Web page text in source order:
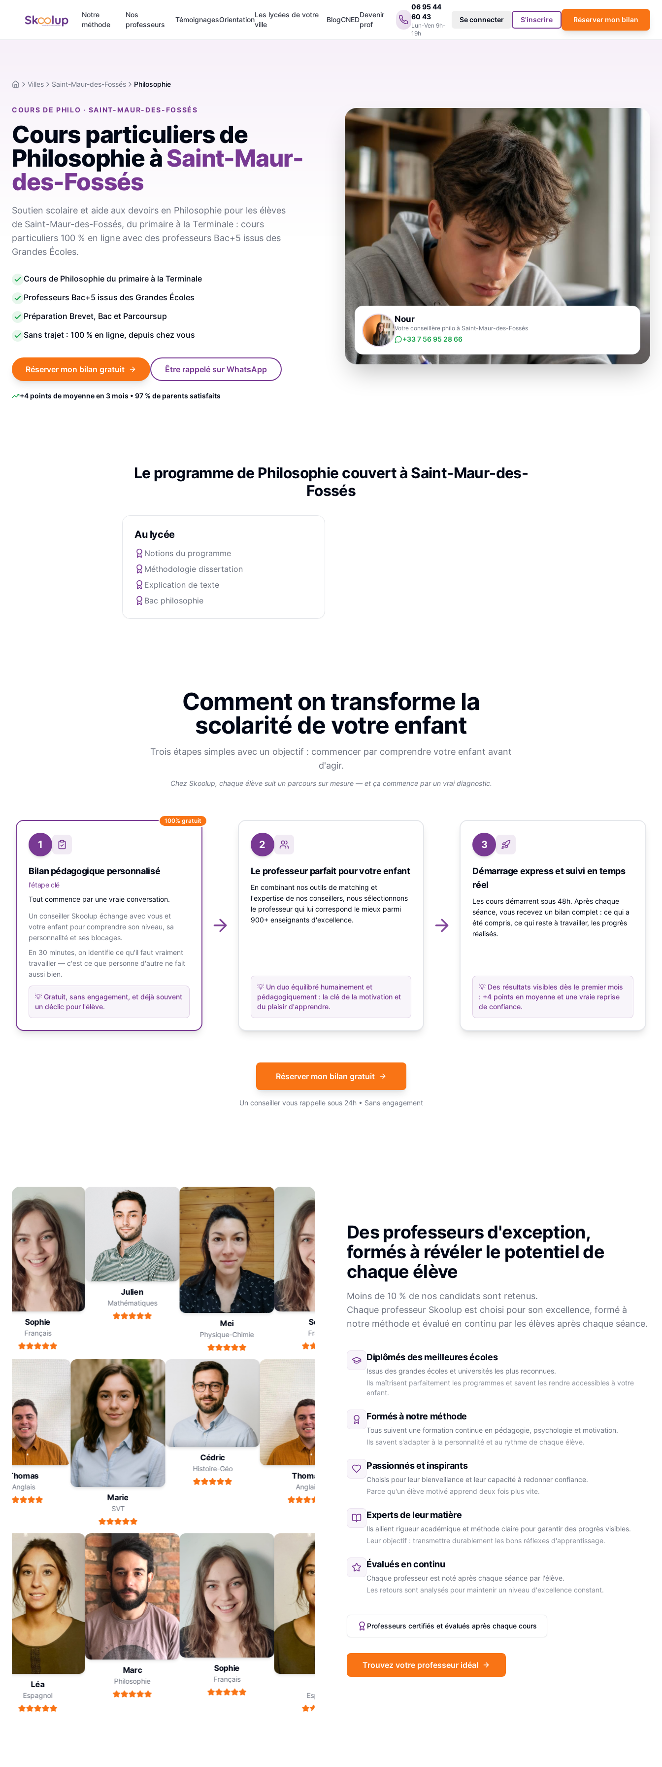
Notre
méthode
Nos
professeurs
TémoignagesOrientation
Les lycées de votre
ville
BlogCNED
Devenir
prof
06 95 44
60 43
Lun-Ven 9h-
19h
Se connecter S'inscrire Réserver mon bilan
AccueilVilles Saint-Maur-des-Fossés Philosophie
COURS DE PHILO · SAINT-MAUR-DES-FOSSÉS
Cours particuliers de
PhilosophieàSaint-Maur-
des-Fossés
Soutien scolaire et aide aux devoirs en Philosophie pour les élèves
de Saint-Maur-des-Fossés, du primaire à la Terminale : cours
particuliers 100 % en ligne avec des professeurs Bac+5 issus des
Grandes Écoles.
Cours de Philosophie du primaire à la Terminale
Professeurs Bac+5 issus des Grandes Écoles
Préparation Brevet, Bac et Parcoursup
Sans trajet : 100 % en ligne, depuis chez vous
Réserver mon bilan gratuit Être rappelé sur WhatsApp
+4 points de moyenne en 3 mois • 97 % de parents satisfaits
Nour
Votre conseillère philo à Saint-Maur-des-Fossés
+33 7 56 95 28 66
Le programme de Philosophie couvert à Saint-Maur-des-
Fossés
Au lycée
Notions du programme
Méthodologie dissertation
Explication de texte
Bac philosophie
Comment on transforme la
scolarité de votre enfant
Trois étapes simples avec un objectif : commencer par comprendre votre enfant avant
d'agir.
Chez Skoolup, chaque élève suit un parcours sur mesure — et ça commence par un vrai diagnostic.
100% gratuit
1
Bilan pédagogique personnalisé
l'étape clé
Tout commence par une vraie conversation.
Un conseiller Skoolup échange avec vous et
votre enfant pour comprendre son niveau, sa
personnalité et ses blocages.
En 30 minutes, on identifie ce qu'il faut vraiment
travailler — c'est ce que personne d'autre ne fait
aussi bien.
💡 Gratuit, sans engagement, et déjà souvent
un déclic pour l'élève.
2
Le professeur parfait pour votre enfant
En combinant nos outils de matching et
l'expertise de nos conseillers, nous sélectionnons
le professeur qui lui correspond le mieux parmi
900+ enseignants d'excellence.
💡 Un duo équilibré humainement et
pédagogiquement : la clé de la motivation et
du plaisir d'apprendre.
3
Démarrage express et suivi en temps
réel
Les cours démarrent sous 48h. Après chaque
séance, vous recevez un bilan complet : ce qui a
été compris, ce qui reste à travailler, les progrès
réalisés.
💡 Des résultats visibles dès le premier mois
: +4 points en moyenne et une vraie reprise
de confiance.
Réserver mon bilan gratuit
Un conseiller vous rappelle sous 24h • Sans engagement
Sophie
Français
Julien
Mathématiques
Mei
Physique-Chimie
Sophie
Français
Julien
Mei Sophie
Thomas
Anglais
Marie
SVT
Cédric
Histoire-Géo
Thomas
Anglais
Marie
Léa
Espagnol
Marc
Philosophie
Sophie
Français Léa
Espagnol
Marc
Français
Des professeurs d'exception,
formés à révéler le potentiel de
chaque élève
Moins de 10 % de nos candidats sont retenus.
Chaque professeur Skoolup est choisi pour son excellence, formé à
notre méthode et évalué en continu par les élèves après chaque séance.
Diplômés des meilleures écoles
Issus des grandes écoles et universités les plus reconnues.
Ils maîtrisent parfaitement les programmes et savent les rendre accessibles à votre
enfant.
Formés à notre méthode
Tous suivent une formation continue en pédagogie, psychologie et motivation.
Ils savent s'adapter à la personnalité et au rythme de chaque élève.
Passionnés et inspirants
Choisis pour leur bienveillance et leur capacité à redonner confiance.
Parce qu'un élève motivé apprend deux fois plus vite.
Experts de leur matière
Ils allient rigueur académique et méthode claire pour garantir des progrès visibles.
Leur objectif : transmettre durablement les bons réflexes d'apprentissage.
Évalués en continu
Chaque professeur est noté après chaque séance par l'élève.
Les retours sont analysés pour maintenir un niveau d'excellence constant.
Professeurs certifiés et évalués après chaque cours
Trouvez votre professeur idéal